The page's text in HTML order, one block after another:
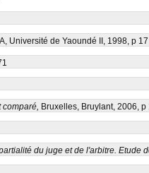
Université de Yaoundé II, 1998, p 17
comparé, Bruxelles, Bruylant, 2006, p
du juge et de l'arbitre. Etude